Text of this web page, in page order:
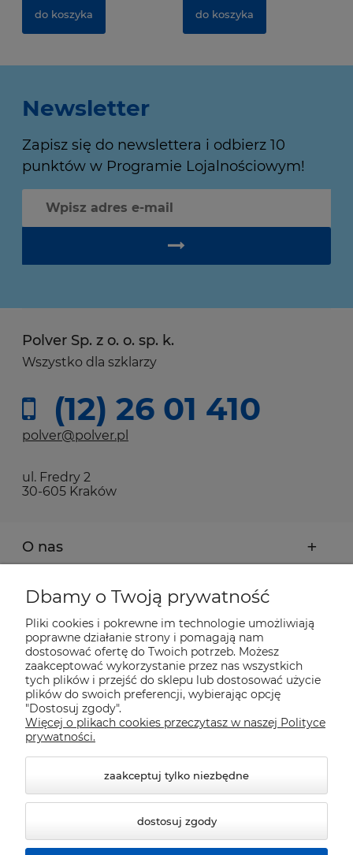
do koszyka do koszyka
Newsletter
Zapisz się do newslettera i odbierz 10
punktów w Programie Lojalnościowym!
Polver Sp. z o. o. sp. k.
Wszystko dla szklarzy
(12) 26 01 410
polver@polver.pl
ul. Fredry 2
30-605 Kraków
O nas
Moje konto
Płatności i dostawa
Pomoc
Informacje
Dbamy o Twoją prywatność
Pliki cookies i pokrewne im technologie umożliwiają
poprawne działanie strony i pomagają nam
dostosować ofertę do Twoich potrzeb. Możesz
zaakceptować wykorzystanie przez nas wszystkich
tych plików i przejść do sklepu lub dostosować użycie
plików do swoich preferencji, wybierając opcję
"Dostosuj zgody".
Więcej o plikach cookies przeczytasz w naszej Polityce
prywatności.
zaakceptuj tylko niezbędne
dostosuj zgody